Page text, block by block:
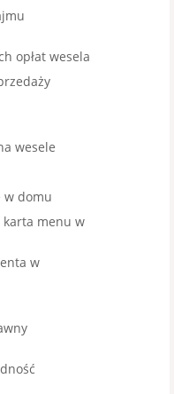
opłat wesela
wesele
w domu
karta menu w
w